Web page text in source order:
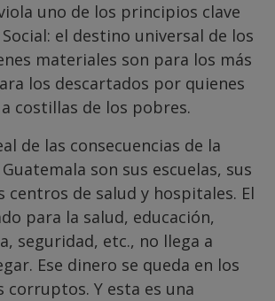
uno de los principios clave
el destino universal de los
materiales son para los más
los descartados por quienes
costillas de los pobres.
de las consecuencias de la
son sus escuelas, sus
centros de salud y hospitales. El
para la salud, educación,
seguridad, etc., no llega a
Ese dinero se queda en los
corruptos. Y esta es una